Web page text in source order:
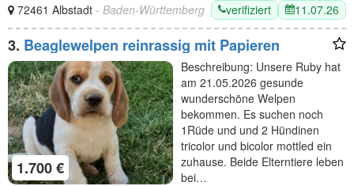
72461 Albstadt - Baden-Württemberg verifiziert 11.07.26
3. Beaglewelpen reinrassig mit Papieren
1.700 €
Beschreibung: Unsere Ruby hat
am 21.05.2026 gesunde
wunderschöne Welpen
bekommen. Es suchen noch
1Rüde und und 2 Hündinen
tricolor und bicolor mottled ein
zuhause. Beide Elterntiere leben
bei…